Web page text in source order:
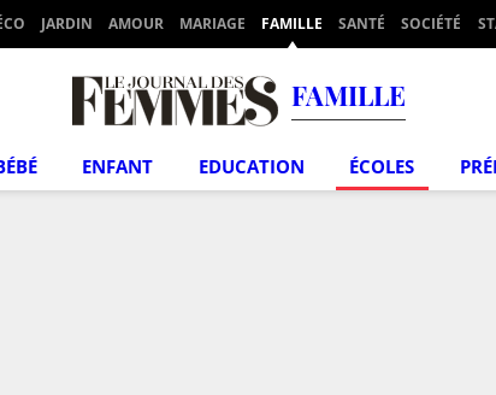
JARDIN AMOUR MARIAGE FAMILLE SANTÉ SOCIÉTÉ
FAMILLE
ENFANT EDUCATION ÉCOLES